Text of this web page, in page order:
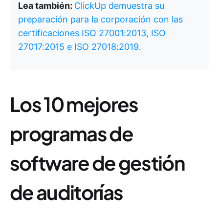
Lea también: ClickUp demuestra su
preparación para la corporación con las
certificaciones ISO 27001:2013, ISO
27017:2015 e ISO 27018:2019.
Los 10 mejores
programas de
software de gestión
de auditorías